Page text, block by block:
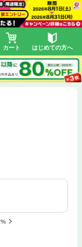
カート はじめての方へ